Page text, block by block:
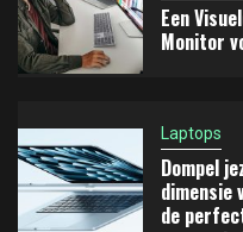
3
Tablets
Een Nieuwe
Grondige
4
Accessoires
Onmisbare
werken en
Een
Monitor
Laptops
Dompel
dimensie
de